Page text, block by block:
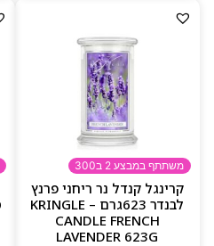
משתתף במבצע 2 ב300
קרינגל קנדל נר ריחני פרנץ
לבנדר 623גרם – KRINGLE
CANDLE FRENCH
LAVENDER 623G